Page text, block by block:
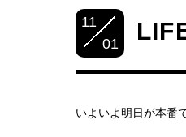
11
01
いよいよ明日が本番